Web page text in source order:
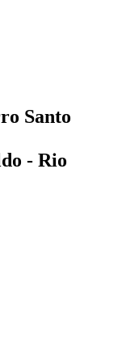
Santo
- Rio